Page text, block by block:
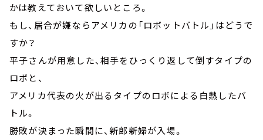
かは教えておいて欲しいところ。
もし、居合が嫌ならアメリカの「ロボットバトル」はどうで
すか？
平子さんが用意した、相手をひっくり返して倒すタイプの
ロボと、
アメリカ代表の火が出るタイプのロボによる白熱したバ
トル。
勝敗が決まった瞬間に、新郎新婦が入場。